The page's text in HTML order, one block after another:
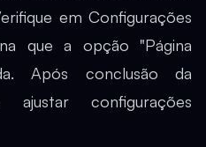
em Configurações
que a opção "Página
Após conclusão da
configurações